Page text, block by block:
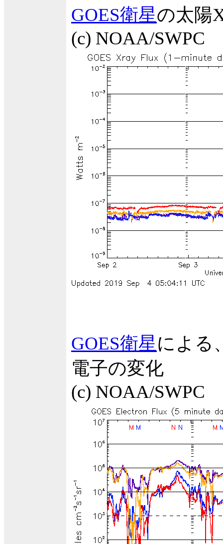
GOES衛星の太陽
(c) NOAA/SWPC
GOES衛星による
電子の変化
(c) NOAA/SWPC